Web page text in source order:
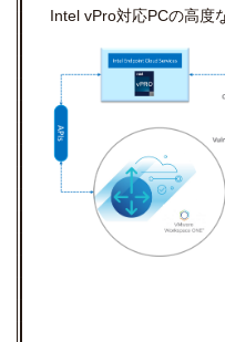
Intel vPro対応PCの高度